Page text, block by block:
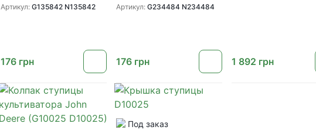
(G135842 N135842) для
Артикул: G135842 N135842
176 грн
внутренняя под 16 болт
Артикул:G234484 N234484
176 грн 1 892 грн
Под заказ